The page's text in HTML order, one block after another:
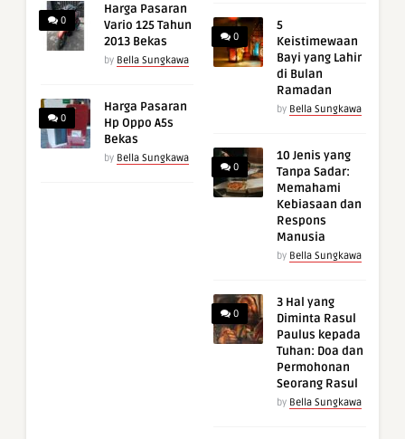
0
Harga Pasaran
Vario 125 Tahun
2013 Bekas
by Bella Sungkawa
0
Harga Pasaran
Hp Oppo A5s
Bekas
by Bella Sungkawa
0
5
Keistimewaan
Bayi yang Lahir
di Bulan
Ramadan
by Bella Sungkawa
0
10 Jenis yang
Tanpa Sadar:
Memahami
Kebiasaan dan
Respons
Manusia
by Bella Sungkawa
0
3 Hal yang
Diminta Rasul
Paulus kepada
Tuhan: Doa dan
Permohonan
Seorang Rasul
by Bella Sungkawa